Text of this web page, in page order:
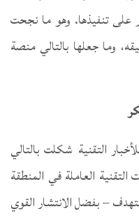
على تنفيذها. وهو ما نجحت
وما جعلها بالتالي منصة
التقنية شكلت بالتالي
العاملة في المنطقة
– بفضل الانتشار القوي